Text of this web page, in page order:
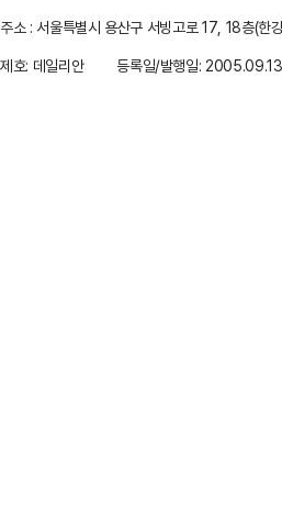
주소 : 서울특별시 용산구 서빙고로 17, 18층(한
제호: 데일리안
등록일/발행일: 2005.09.13